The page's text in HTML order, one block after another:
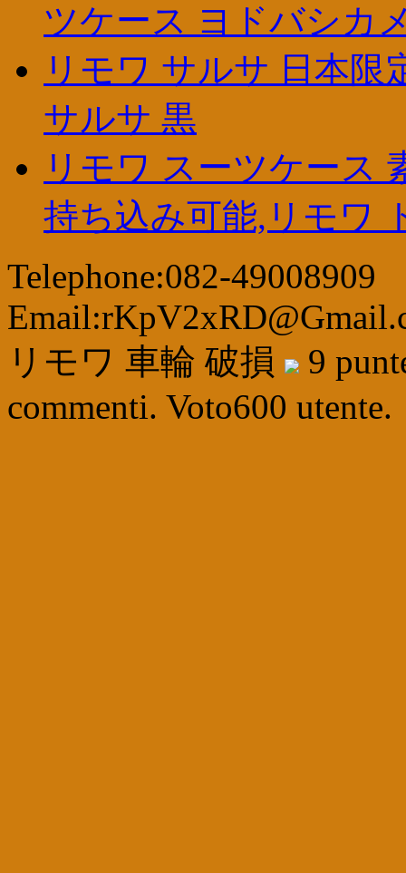
ツケース ヨドバシカ
リモワ サルサ 日本限
サルサ 黒
リモワ スーツケース
持ち込み可能,リモワ
Telephone:082-49008909
リモワ 車輪 破損
9
commenti. Voto600 utente.